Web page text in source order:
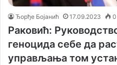
Ђорђе Бојанић 17.09.2023 0
Раковић:
геноцида себе да
управљања том